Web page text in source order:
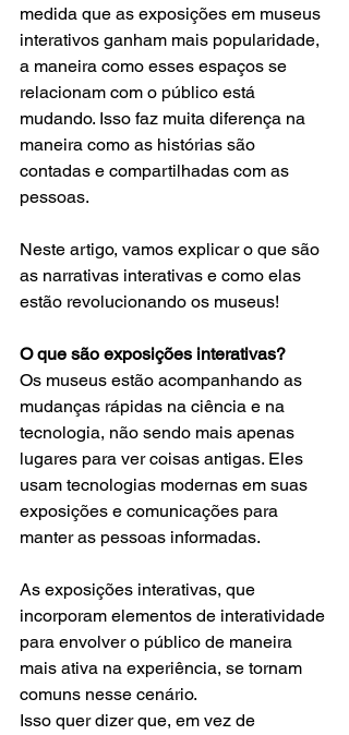
medida que as exposições em museus
interativos ganham mais popularidade,
a maneira como esses espaços se
relacionam com o público está
mudando. Isso faz muita diferença na
maneira como as histórias são
contadas e compartilhadas com as
pessoas.
Neste artigo, vamos explicar o que são
as narrativas interativas e como elas
estão revolucionando os museus!
O que são exposições interativas?
Os museus estão acompanhando as
mudanças rápidas na ciência e na
tecnologia, não sendo mais apenas
lugares para ver coisas antigas. Eles
usam tecnologias modernas em suas
exposições e comunicações para
manter as pessoas informadas.
As exposições interativas, que
incorporam elementos de interatividade
para envolver o público de maneira
mais ativa na experiência, se tornam
comuns nesse cenário.
Isso quer dizer que, em vez de